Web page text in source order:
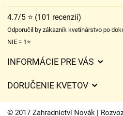
4.7/5 ⭐ (101 recenzií)
Odporučil by zákazník kvetinárstvo po
NIE = 1⭐
INFORMÁCIE PRE VÁS
Časy doručenia kvetov – prehľad
DORUČENIE KVETOV
Poplatky za doručenie
© 2017 Zahradnictví Novák |